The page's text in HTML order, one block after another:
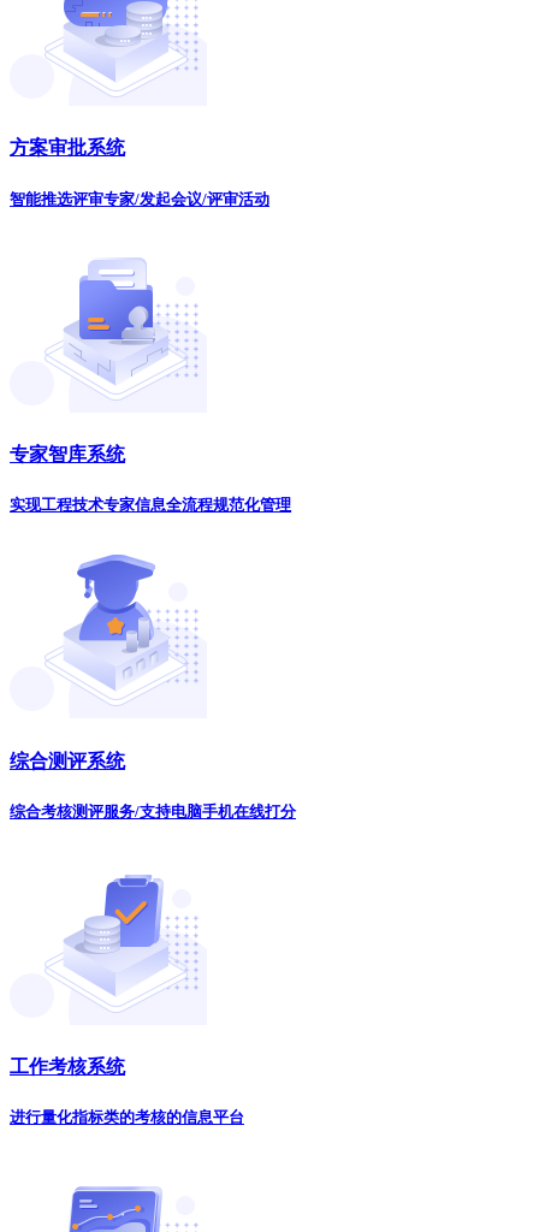
方案审批系统
智能推选评审专家/发起会议/评审活动
专家智库系统
实现工程技术专家信息全流程规范化管理
综合测评系统
综合考核测评服务/支持电脑手机在线打分
工作考核系统
进行量化指标类的考核的信息平台